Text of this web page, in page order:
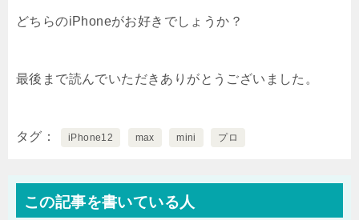
どちらのiPhoneがお好きでしょうか？
最後まで読んでいただきありがとうございました。
タグ iPhone12 max mini プロ
この記事を書いている人